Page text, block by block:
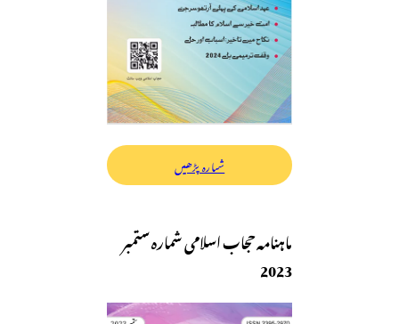
شمارہ پڑھیں
ماہنامہ حجاب اسلامی شمارہ ستمبر
2023